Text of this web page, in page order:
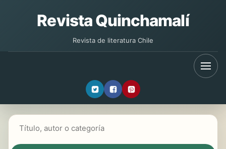
Revista Quinchamalí
Revista de literatura Chile